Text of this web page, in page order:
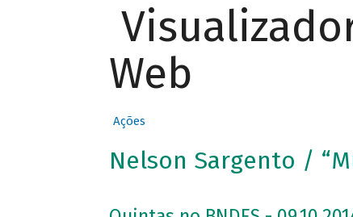
Web
Ações
Nelson Sargento /